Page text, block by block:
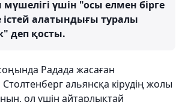
үшін "осы елмен бірге
алатындығы туралы
деп қосты.
Радада жасаған
альянсқа кірудің жолы
ол үшін айтарлықтай